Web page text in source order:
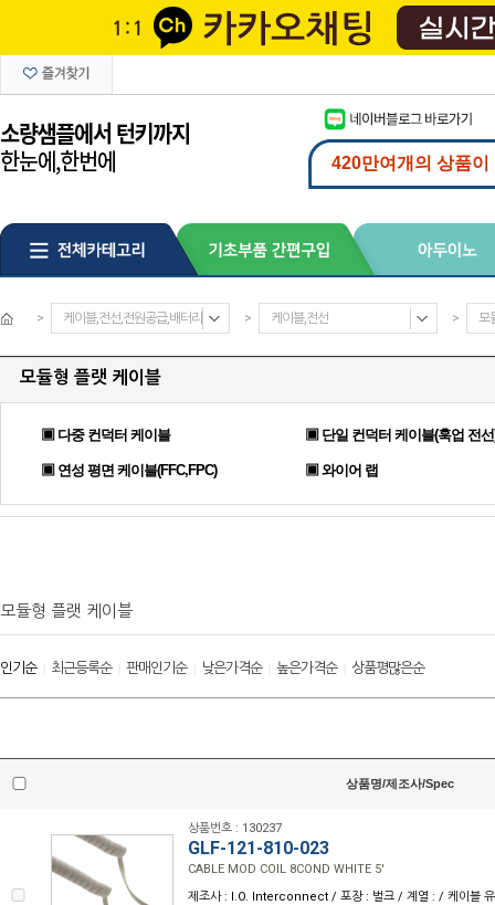
> 케이블,전선,전원공급,배터리 > 케이블,전선 > 모
모듈형 플랫 케이블
▣ 다중 컨덕터 케이블 ▣ 단일 컨덕터 케이블(훅업 전
▣ 연성 평면 케이블(FFC,FPC) ▣ 와이어 랩
모듈형 플랫 케이블
인기순| 최근등록순| 판매인기순| 낮은가격순| 높은가격순| 상품평많은순
상품명/제조사/Spec
상품번호 : 130237
GLF-121-810-023
CABLE MOD COIL 8COND WHITE 5'
제조사 : I.O. Interconnect / 포장 : 벌크 / 계열 : / 케이블